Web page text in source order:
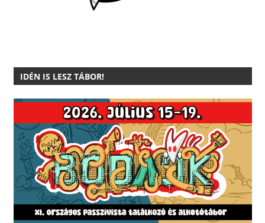
IDÉN IS LESZ TÁBOR!